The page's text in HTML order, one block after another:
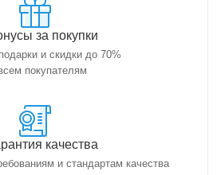
за покупки
и скидки до 70%
покупателям
качества
и стандартам качества